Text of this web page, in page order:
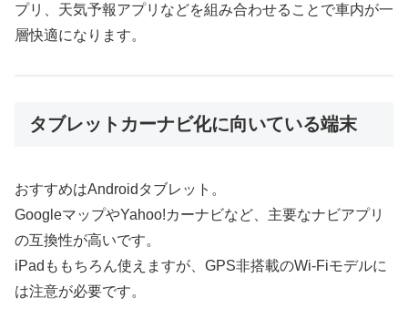
プリ、天気予報アプリなどを組み合わせることで車内が一
層快適になります。
タブレットカーナビ化に向いている端末
おすすめはAndroidタブレット。
GoogleマップやYahoo!カーナビなど、主要なナビアプリ
の互換性が高いです。
iPadももちろん使えますが、GPS非搭載のWi-Fiモデルに
は注意が必要です。